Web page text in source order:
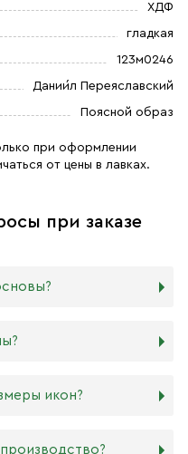
ХДФ
гладкая
123м0246
Дании́л Переяславский
Поясной образ
при оформлении
от цены в лавках.
при заказе
разных видах досок:
стружечная плита —
какого размера
на него.
икон?